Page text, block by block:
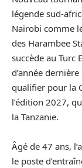
légende sud-
Nairobi comme
des Harambee
succède au Turc
d’année dernière
qualifier pour la
l’édition 2027,
la Tanzanie.
Âgé de 47 ans,
le poste